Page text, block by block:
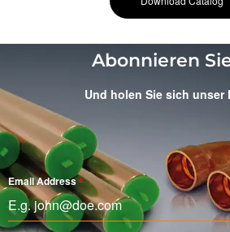
Abonnieren
Und holen Sie sich unser
Email Address*